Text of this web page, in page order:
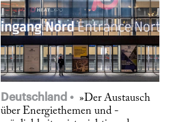
Deutschland
»Der Austausch
über Energiethemen und -